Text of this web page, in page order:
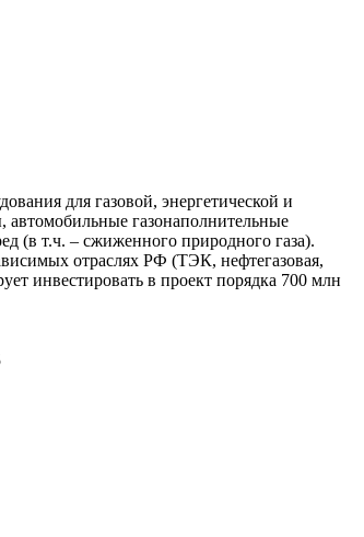
для газовой, энергетической и
газонаполнительные
(в т.ч. – сжиженного природного газа).
отраслях РФ (ТЭК, нефтегазовая,
инвестировать в проект порядка 700 млн